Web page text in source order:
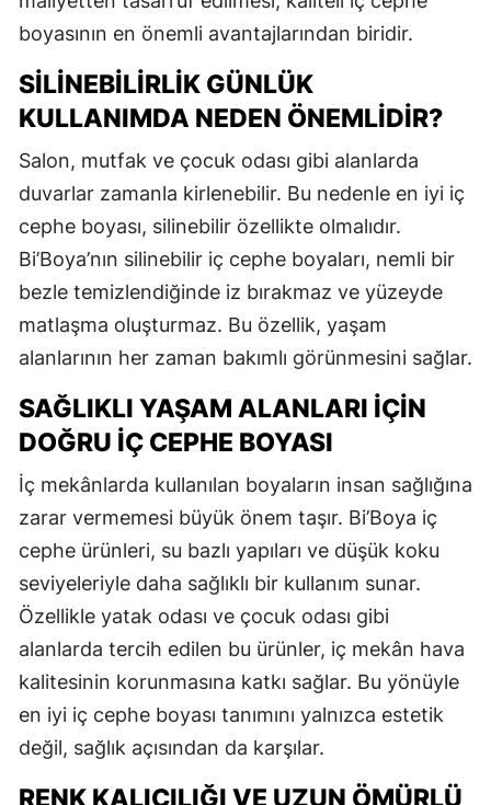
boyasının en önemli avantajlarından biridir.
SILINEBILIRLIK GÜNLÜK
KULLANIMDA NEDEN ÖNEMLIDIR?
Salon, mutfak ve çocuk odası gibi alanlarda
duvarlar zamanla kirlenebilir. Bu nedenle en iyi iç
cephe boyası, silinebilir özellikte olmalıdır.
Bi’Boya’nın silinebilir iç cephe boyaları, nemli bir
bezle temizlendiğinde iz bırakmaz ve yüzeyde
matlaşma oluşturmaz. Bu özellik, yaşam
alanlarının her zaman bakımlı görünmesini sağlar.
SAĞLIKLI YAŞAM ALANLARI İÇIN
DOĞRU İÇ CEPHE BOYASI
İç mekânlarda kullanılan boyaların insan sağlığına
zarar vermemesi büyük önem taşır. Bi’Boya iç
cephe ürünleri, su bazlı yapıları ve düşük koku
seviyeleriyle daha sağlıklı bir kullanım sunar.
Özellikle yatak odası ve çocuk odası gibi
alanlarda tercih edilen bu ürünler, iç mekân hava
kalitesinin korunmasına katkı sağlar. Bu yönüyle
en iyi iç cephe boyası tanımını yalnızca estetik
değil, sağlık açısından da karşılar.
RENK KALICILIĞI VE UZUN ÖMÜRLÜ